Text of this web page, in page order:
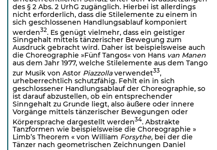
des § 2 Abs. 2 UrhG zugänglich. Hierbei ist allerdings
nicht erforderlich, dass die Stilelemente zu einem in
sich geschlossenen Handlungsablauf komponiert
werden32. Es genügt vielmehr, dass ein geistiger
Sinngehalt mittels tänzerischer Bewegung zum
Ausdruck gebracht wird. Daher ist beispielsweise auch
die Choreographie »Fünf Tangos« von Hans van Manen
aus dem Jahr 1977, welche Stilelemente aus dem Tango
zur Musik von Astor Piazzollaverwendet33,
urheberrechtlich schutzfähig. Fehlt ein in sich
geschlossener Handlungsablauf der Choreographie, so
ist darauf abzustellen, ob ein entsprechender
Sinngehalt zu Grunde liegt, also äußere oder innere
Vorgänge mittels tänze­rischer Bewegungen oder
Körpersprache dargestellt werden34. Abstrakte
Tanzformen wie beispielsweise die Choreographie »
Limb’s Theorem « von William Forsythe, bei der die
Tänzer nach geometrischen Zeichnungen Daniel